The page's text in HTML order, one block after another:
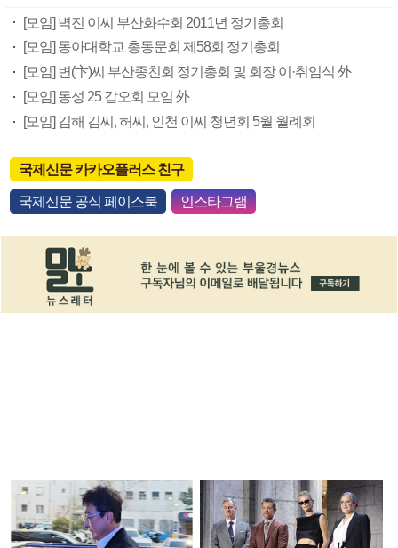
[모임] 벽진 이씨 부산화수회 2011년 정기총회
[모임] 동아대학교 총동문회 제58회 정기총회
[모임] 변(卞)씨 부산종친회 정기총회 및 회장 이·취임식 外
[모임] 동성 25 갑오회 모임 外
[모임] 김해 김씨, 허씨, 인천 이씨 청년회 5월 월례회
국제신문 카카오플러스 친구
국제신문 공식 페이스북 인스타그램